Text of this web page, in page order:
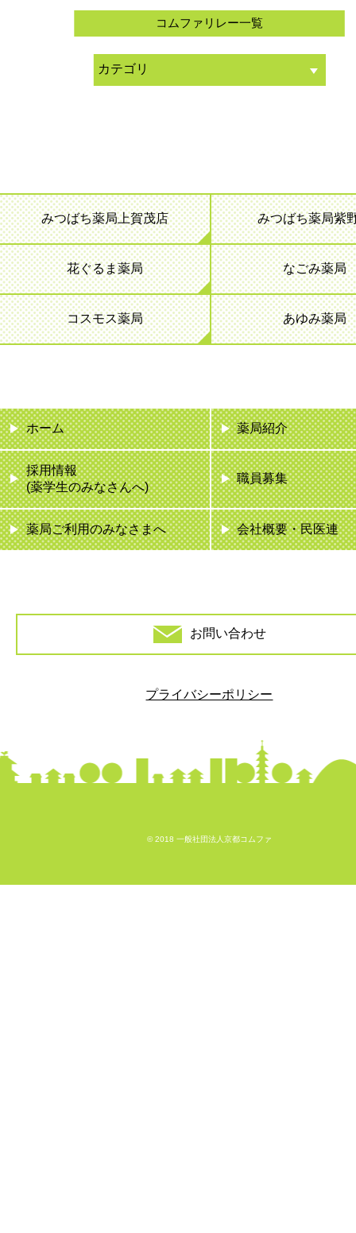
コムファリレー一覧
みつばち薬局上賀茂店 みつばち薬局紫
花ぐるま薬局 なごみ薬局
コスモス薬局 あゆみ薬局
ホーム 薬局紹介
採用情報
(薬学生のみなさんへ)
職員募集
薬局ご利用のみなさまへ 会社概要・民医連
お問い合わせ
プライバシーポリシー
© 2018 一般社団法人京都コムファ